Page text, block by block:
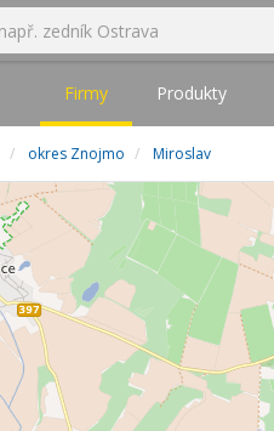
Firmy Produkty
okres Znojmo Miroslav